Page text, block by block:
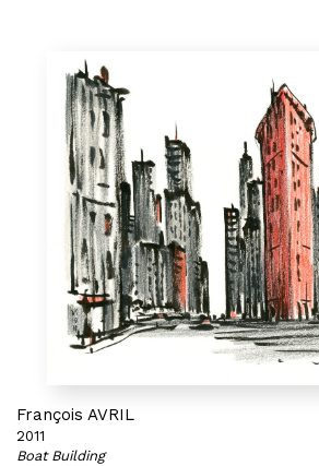
François AVRIL
2011
Boat Building